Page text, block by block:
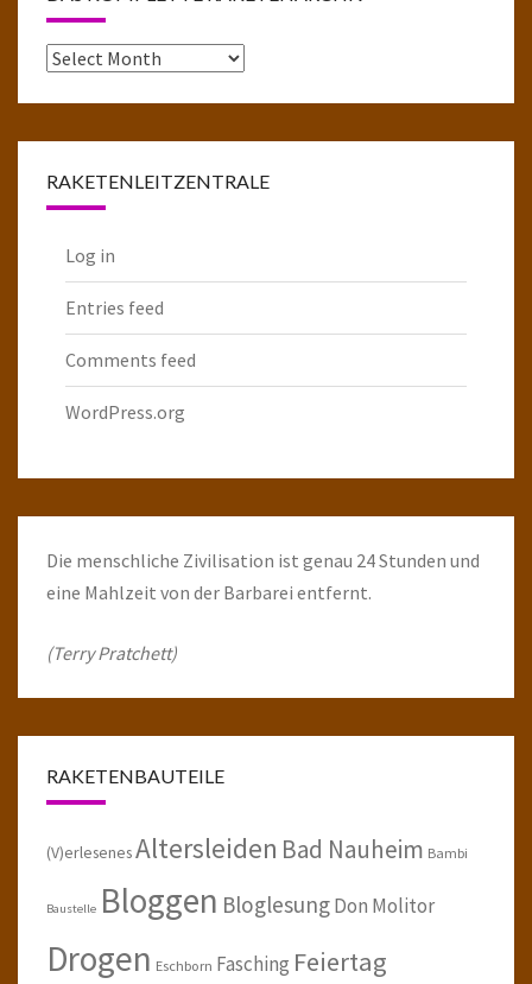
Das
RAKETENLEITZENTRALE
Log in
Entries feed
Comments feed
WordPress.org
Die menschliche Zivilisation ist genau 24 Stunden und
eine Mahlzeit von der Barbarei entfernt.
(Terry Pratchett)
RAKETENBAUTEILE
(V)erlesenesAltersleiden Bad Nauheim Bambi
Baustelle Bloggen BloglesungDon Molitor
Drogen Eschborn Fasching Feiertag